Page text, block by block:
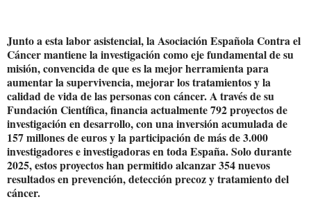
Junto a esta labor asistencial, la Asociación Española Contra el
Cáncer mantiene la investigación como eje fundamental de su
misión, convencida de que es la mejor herramienta para
aumentar la supervivencia, mejorar los tratamientos y la
calidad de vida de las personas con cáncer. A través de su
Fundación Científica, financia actualmente 792 proyectos de
investigación en desarrollo, con una inversión acumulada de
157 millones de euros y la participación de más de 3.000
investigadores e investigadoras en toda España. Solo durante
2025, estos proyectos han permitido alcanzar 354 nuevos
resultados en prevención, detección precoz y tratamiento del
cáncer.